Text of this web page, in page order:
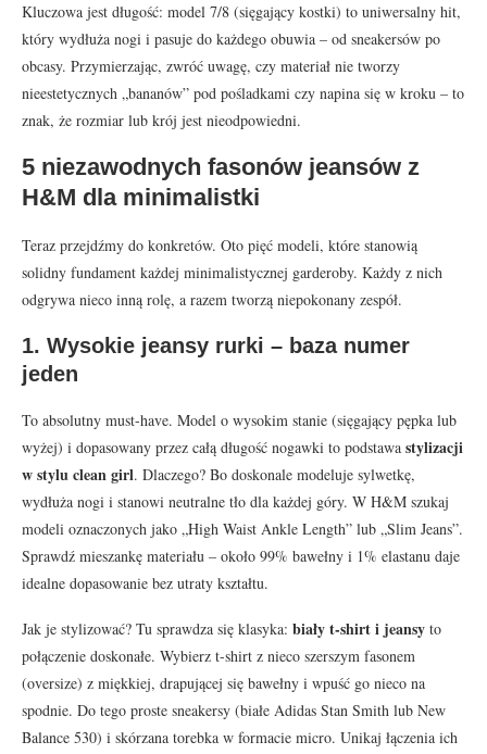
Kluczowa jest długość: model 7/8 (sięgający kostki) to uniwersalny hit,
który wydłuża nogi i pasuje do każdego obuwia – od sneakersów po
obcasy. Przymierzając, zwróć uwagę, czy materiał nie tworzy
nieestetycznych „bananów” pod pośladkami czy napina się w kroku – to
znak, że rozmiar lub krój jest nieodpowiedni.
5 niezawodnych fasonów jeansów z
H&M dla minimalistki
Teraz przejdźmy do konkretów. Oto pięć modeli, które stanowią
solidny fundament każdej minimalistycznej garderoby. Każdy z nich
odgrywa nieco inną rolę, a razem tworzą niepokonany zespół.
1. Wysokie jeansy rurki – baza numer
jeden
To absolutny must-have. Model o wysokim stanie (sięgający pępka lub
wyżej) i dopasowany przez całą długość nogawki to podstawa stylizacji
w stylu clean girl. Dlaczego? Bo doskonale modeluje sylwetkę,
wydłuża nogi i stanowi neutralne tło dla każdej góry. W H&M szukaj
modeli oznaczonych jako „High Waist Ankle Length” lub „Slim Jeans”.
Sprawdź mieszankę materiału – około 99% bawełny i 1% elastanu daje
idealne dopasowanie bez utraty kształtu.
Jak je stylizować? Tu sprawdza się klasyka: biały t-shirt i jeansy to
połączenie doskonałe. Wybierz t-shirt z nieco szerszym fasonem
(oversize) z miękkiej, drapującej się bawełny i wpuść go nieco na
spodnie. Do tego proste sneakersy (białe Adidas Stan Smith lub New
Balance 530) i skórzana torebka w formacie micro. Unikaj łączenia ich